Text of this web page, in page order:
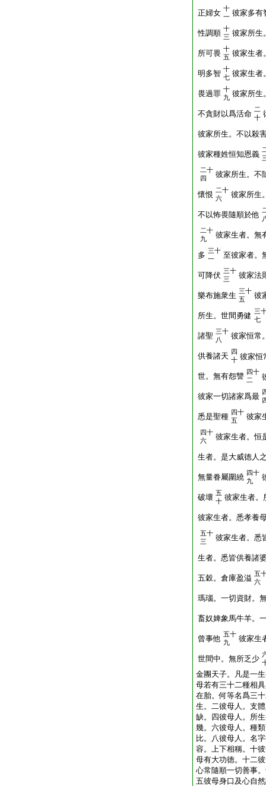
正婦女 十
一 彼家多有
性調順 十
三 彼家所生
所可畏 十
五 彼家生者
明多智 十
七 彼家生者
畏過罪 十
九 彼家所生
不貪財以爲活命 二
十
彼家所生。不以殺
彼家種姓恒知恩義
二十
四
彼家所生。不
懷恨 二十
六
彼家所生
不以怖畏隨順於他
二十
九
彼家生者。無
多 三十
一
至彼家者。
可降伏 三十
三
彼家法
樂布施衆生 三十
五
彼
所生。世間勇健 三
七
諸聖 三十
八
彼家恒常
供養諸天 四
十 彼家恒
世。無有怨讐 四十
二
彼家一切諸家爲最
悉是聖種 四十
五
彼家
四十
六
彼家生者。恒
生者。是大威徳人
無量眷屬圍繞 四十
九
破壞 五
十 彼家生者。
彼家生者。悉孝養
五十
三
彼家生者。悉
生者。悉皆供養諸
五穀。倉庫盈溢 五
六
瑪瑙。一切資財。
畜奴婢象馬牛羊。
曾事他 五十
九
彼家生
世間中。無所乏少
金團天子。凡是一
母若有三十二種相
在胎。何等名爲三
生。二彼母人。支
缺。四彼母人。所
幾。六彼母人。種
比。八彼母人。名
容。上下相稱。十
母有大功徳。十二
心常隨順一切善事
五彼母身口及心自